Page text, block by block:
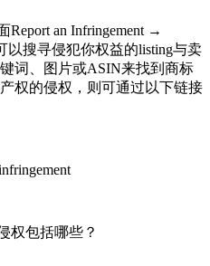
an Infringement →
以搜寻侵犯你权益的listing与卖
词、图片或ASIN来找到商标
权的侵权，则可通过以下链接
权包括哪些？